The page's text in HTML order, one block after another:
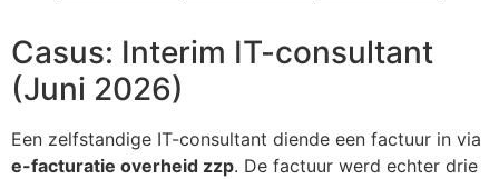
Casus: Interim IT-consultant
(Juni 2026)
Een zelfstandige IT-consultant diende een factuur in via
e-facturatie overheid zzp. De factuur werd echter drie